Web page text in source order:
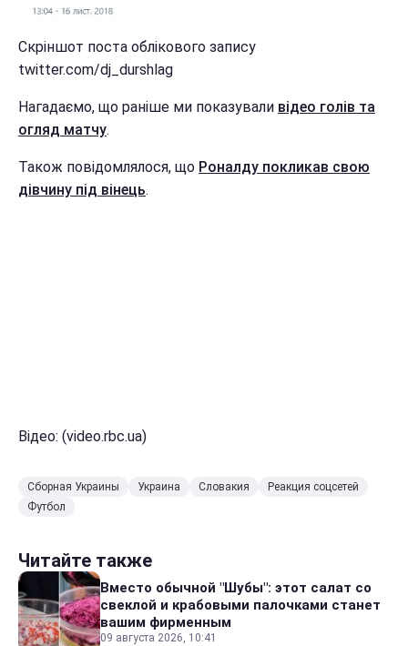
Скріншот поста облікового запису
twitter.com/dj_durshlag
Нагадаємо, що раніше ми показували відео голів та
огляд матчу.
Також повідомлялося, що Роналду покликав свою
дівчину під вінець.
Відео: (video.rbc.ua)
Сборная Украины Украина Словакия
Реакция соцсетей
Футбол
Читайте также
Вместо обычной "Шубы": этот салат со
свеклой и крабовыми палочками станет
вашим фирменным
09 августа 2026, 10:41